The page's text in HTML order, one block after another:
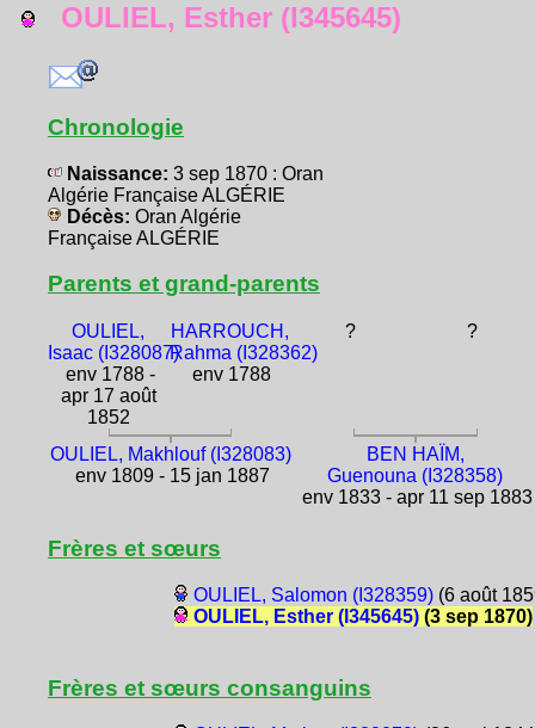
OULIEL, Esther (I345645)
Chronologie
Naissance: 3 sep 1870 : Oran
Algérie Française ALGÉRIE
Décès: Oran Algérie
Française ALGÉRIE
Parents et grand-parents
OULIEL,
Isaac (I328087)
env 1788 -
apr 17 août
1852
HARROUCH,
Rahma (I328362)
env 1788
? ?
OULIEL, Makhlouf (I328083)
env 1809 - 15 jan 1887
BEN HAÏM,
Guenouna (I328358)
env 1833 - apr 11 sep 1883
Frères et sœurs
OULIEL, Salomon (I328359)(6 août
OULIEL, Esther (I345645)(3 sep 1870)
Frères et sœurs consanguins